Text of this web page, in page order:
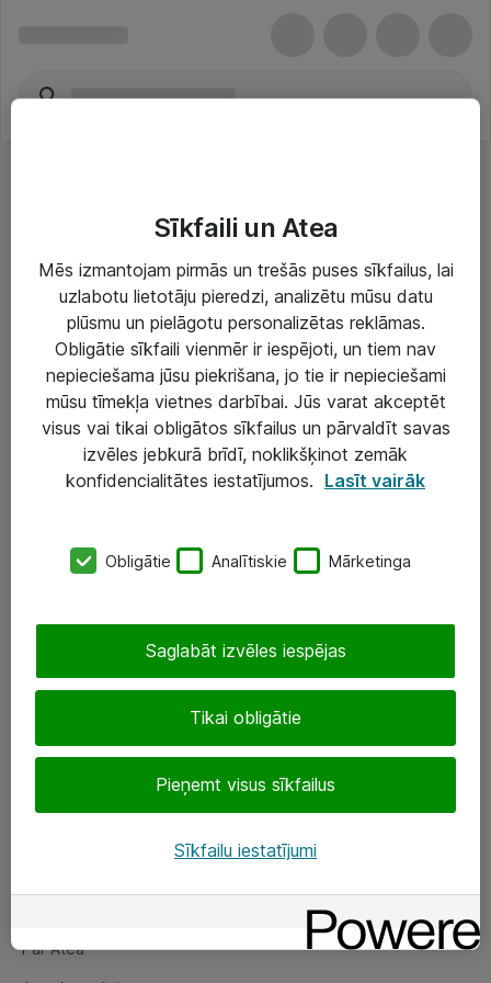
Risinājumi & Pakalpojumi
IT serviss un atbalsts
IT infrastruktūra
Darba vietu IT risinājumi
Serveri un datu centri
SIA „ATEA”
eShop@atea.lv
Sekojiet mums
Par Atea
Par Atea
Sīkfaili un Atea
Mēs izmantojam pirmās un trešās puses sīkfailus, lai
uzlabotu lietotāju pieredzi, analizētu mūsu datu
plūsmu un pielāgotu personalizētas reklāmas.
Obligātie sīkfaili vienmēr ir iespējoti, un tiem nav
nepieciešama jūsu piekrišana, jo tie ir nepieciešami
mūsu tīmekļa vietnes darbībai. Jūs varat akceptēt
visus vai tikai obligātos sīkfailus un pārvaldīt savas
izvēles jebkurā brīdī, noklikšķinot zemāk
konfidencialitātes iestatījumos. Lasīt vairāk
Obligātie Analītiskie Mārketinga
Tikai obligātie
Pieņemt visus sīkfailus
Saglabāt izvēles iespējas
Sīkfailu iestatījumi